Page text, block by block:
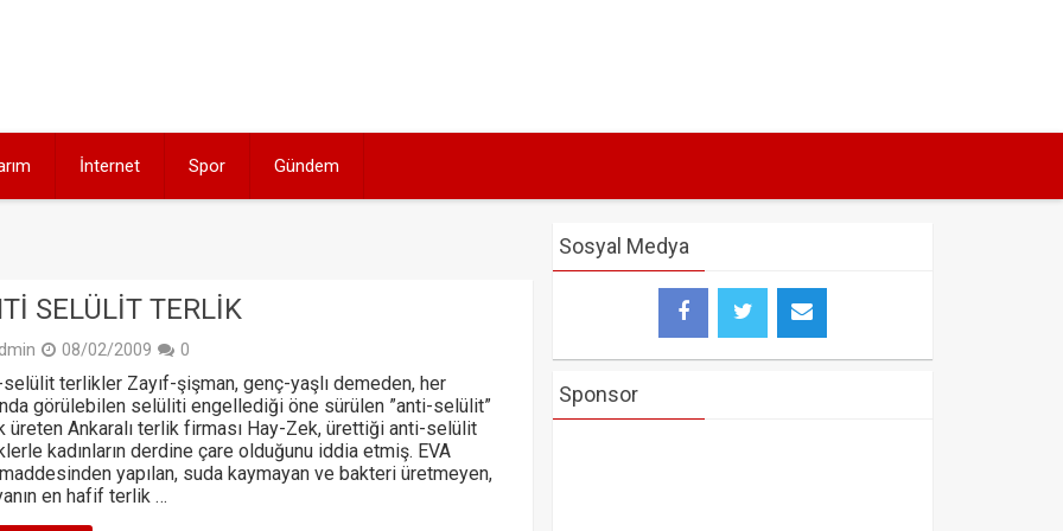
İnternet Spor Gündem
SELÜLIT TERLIK
08/02/2009 0
terlikler Zayıf-şişman, genç-yaşlı demeden, her
görülebilen selüliti engellediği öne sürülen ”anti-selülit”
üreten Ankaralı terlik firması Hay-Zek, ürettiği anti-selülit
kadınların derdine çare olduğunu iddia etmiş. EVA
yapılan, suda kaymayan ve bakteri üretmeyen,
en hafif terlik …
Sosyal Medya
Sponsor